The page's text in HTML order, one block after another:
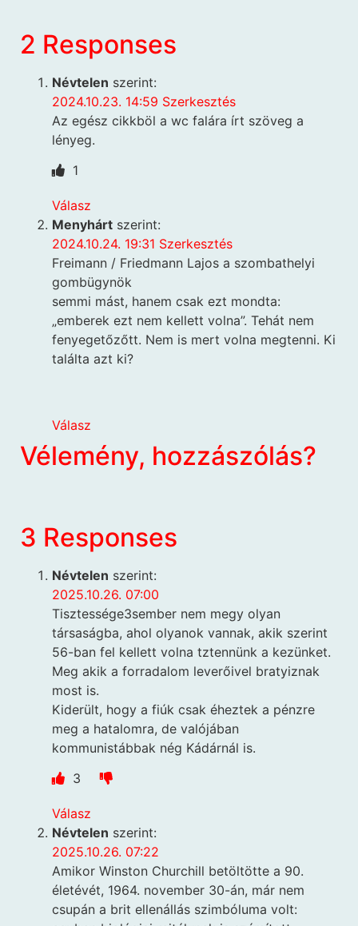
2 Responses
Névtelen szerint:
2024.10.23. 14:59 Szerkesztés
Az egész cikkböl a wc falára írt szöveg a
lényeg.
1
Válasz
Menyhárt szerint:
2024.10.24. 19:31 Szerkesztés
Freimann / Friedmann Lajos a szombathelyi
gombügynök
semmi mást, hanem csak ezt mondta:
„emberek ezt nem kellett volna”. Tehát nem
fenyegetőzőtt. Nem is mert volna megtenni. Ki
találta azt ki?
Válasz
Vélemény, hozzászólás?
3 Responses
Névtelen szerint:
2025.10.26. 07:00
Tisztessége3sember nem megy olyan
társaságba, ahol olyanok vannak, akik szerint
56-ban fel kellett volna tztennünk a kezünket.
Meg akik a forradalom leverőivel bratyiznak
most is.
Kiderült, hogy a fiúk csak éheztek a pénzre
meg a hatalomra, de valójában
kommunistábbak nég Kádárnál is.
3
Válasz
Névtelen szerint:
2025.10.26. 07:22
Amikor Winston Churchill betöltötte a 90.
életévét, 1964. november 30-án, már nem
csupán a brit ellenállás szimbóluma volt: